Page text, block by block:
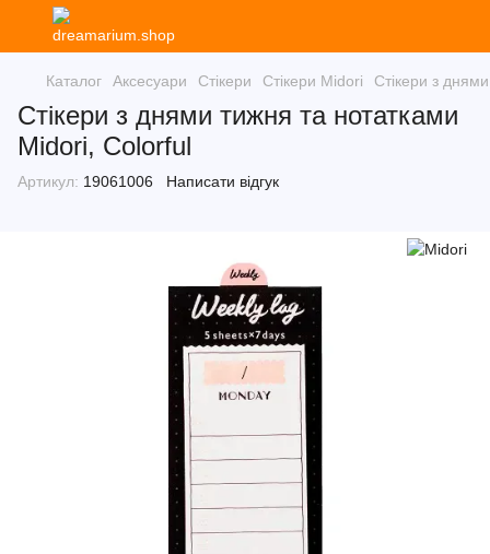
Каталог Аксесуари Стікери Стікери Midori Стікери з
Стікери з днями тижня та нотатками
Midori, Colorful
Артикул: 19061006 Написати відгук